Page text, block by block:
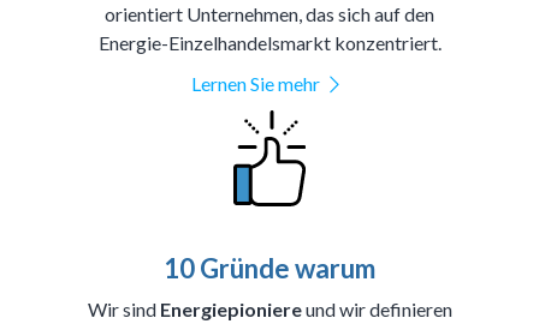
orientiert Unternehmen, das sich auf den
Energie-Einzelhandelsmarkt konzentriert.
Lernen Sie mehr
10 Gründe warum
Wir sind Energiepioniereund wir definieren